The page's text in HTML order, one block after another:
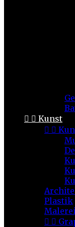
  Kunst
 
Plastik
 